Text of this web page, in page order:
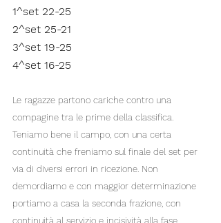
1^set 22-25
2^set 25-21
3^set 19-25
4^set 16-25
Le ragazze partono cariche contro una
compagine tra le prime della classifica.
Teniamo bene il campo, con una certa
continuità che freniamo sul finale del set per
via di diversi errori in ricezione. Non
demordiamo e con maggior determinazione
portiamo a casa la seconda frazione, con
continuità al servizio e incisività alla fase